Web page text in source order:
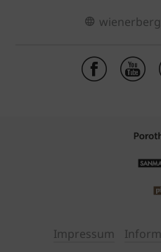
Impressum